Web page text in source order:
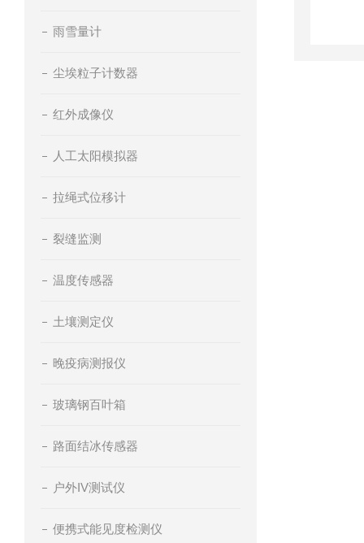
雨雪量计
尘埃粒子计数器
红外成像仪
人工太阳模拟器
拉绳式位移计
裂缝监测
温度传感器
土壤测定仪
晚疫病测报仪
玻璃钢百叶箱
路面结冰传感器
户外IV测试仪
便携式能见度检测仪